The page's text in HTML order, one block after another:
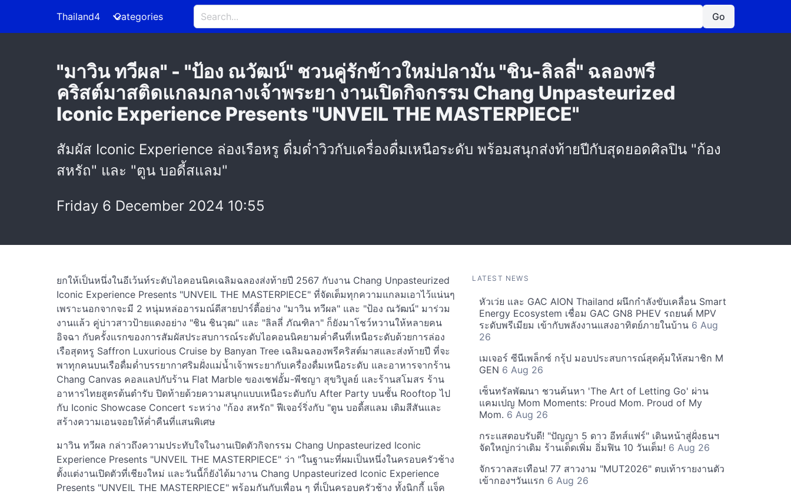
Thailand4 Categories Go
"มาวิน ทวีผล" - "ป้อง ณวัฒน์" ชวนคู่รักข้าวใหม่ปลามัน "ชิน-ลิลลี่" ฉลองพรี
คริสต์มาสติดแกลมกลางเจ้าพระยา งานเปิดกิจกรรม Chang Unpasteurized
Iconic Experience Presents "UNVEIL THE MASTERPIECE"
สัมผัส Iconic Experience ล่องเรือหรู ดื่มด่ำวิวกับเครื่องดื่มเหนือระดับ พร้อมสนุกส่งท้ายปีกับสุดยอดศิลปิน "ก้อง
สหรัถ" และ "ตูน บอดี้สแลม"
Friday 6 December 2024 10:55
ยกให้เป็นหนึ่งในอีเว้นท์ระดับไอคอนนิคเฉลิมฉลองส่งท้ายปี 2567 กับงาน Chang Unpasteurized
Iconic Experience Presents "UNVEIL THE MASTERPIECE" ที่จัดเต็มทุกความแกลมเอาไว้แน่นๆ
เพราะนอกจากจะมี 2 หนุ่มหล่ออารมณ์ดีสายปาร์ตี้อย่าง "มาวิน ทวีผล" และ "ป้อง ณวัฒน์" มาร่วม
งานแล้ว คู่บ่าวสาวป้ายแดงอย่าง "ชิน ชินวุฒ" และ "ลิลลี่ ภัณฑิลา" ก็ยังมาโชว์หวานให้หลายคน
อิจฉา กับครั้งแรกของการสัมผัสประสบการณ์ระดับไอคอนนิคยามค่ำคืนที่เหนือระดับด้วยการล่อง
เรือสุดหรู Saffron Luxurious Cruise by Banyan Tree เฉลิมฉลองพรีคริสต์มาสและส่งท้ายปี ที่จะ
พาทุกคนบนเรือดื่มด่ำบรรยากาศริมฝั่งแม่น้ำเจ้าพระยากับเครื่องดื่มเหนือระดับ และอาหารจากร้าน
Chang Canvas คอลแลปกับร้าน Flat Marble ของเชฟอั้ม-พีชญา สุขวิบูลย์ และร้านสโมสร ร้าน
อาหารไทยสูตรต้นตำรับ ปิดท้ายด้วยความสนุกแบบเหนือระดับกับ After Party บนชั้น Rooftop ไป
กับ Iconic Showcase Concert ระหว่าง "ก้อง สหรัถ" ฟีเจอร์ริ่งกับ "ตูน บอดี้สแลม เติมสีสันและ
สร้างความเอนจอยให้ค่ำคืนที่แสนพิเศษ
มาวิน ทวีผล กล่าวถึงความประทับใจในงานเปิดตัวกิจกรรม Chang Unpasteurized Iconic
Experience Presents "UNVEIL THE MASTERPIECE" ว่า "ในฐานะที่ผมเป็นหนึ่งในครอบครัวช้าง
ตั้งแต่งานเปิดตัวที่เชียงใหม่ และวันนี้ก็ยังได้มางาน Chang Unpasteurized Iconic Experience
Presents "UNVEIL THE MASTERPIECE" พร้อมกันกับเพื่อน ๆ ที่เป็นครอบครัวช้าง ทั้งนิกกี้ แจ็ค
LATEST NEWS
หัวเว่ย และ GAC AION Thailand ผนึกกำลังขับเคลื่อน Smart
Energy Ecosystem เชื่อม GAC GN8 PHEV รถยนต์ MPV
ระดับพรีเมียม เข้ากับพลังงานแสงอาทิตย์ภายในบ้าน 6 Aug
26
เมเจอร์ ซีนีเพล็กซ์ กรุ้ป มอบประสบการณ์สุดคุ้มให้สมาชิก M
GEN 6 Aug 26
เซ็นทรัลพัฒนา ชวนค้นหา 'The Art of Letting Go' ผ่าน
แคมเปญ Mom Moments: Proud Mom. Proud of My
Mom. 6 Aug 26
กระแสตอบรับดี! "ปัญญา 5 ดาว อีทส์แฟร์" เดินหน้าสู่ฝั่งธนฯ
จัดใหญ่กว่าเดิม ร้านเด็ดเพิ่ม อิ่มฟิน 10 วันเต็ม! 6 Aug 26
จักรวาลสะเทือน! 77 สาวงาม "MUT2026" ตบเท้ารายงานตัว
เข้ากองฯวันแรก 6 Aug 26